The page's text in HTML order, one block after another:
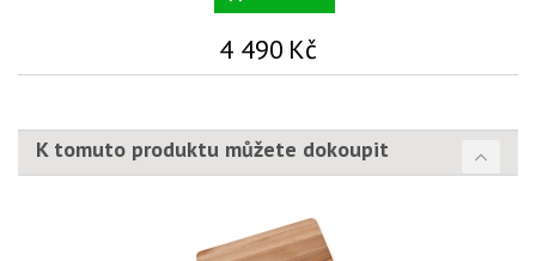
4 490 Kč
K tomuto produktu můžete dokoupit